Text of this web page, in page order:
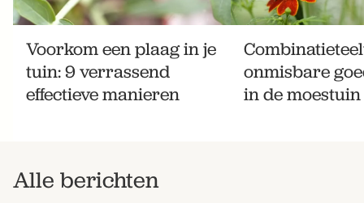
Voorkom een plaag in je
tuin: 9 verrassend
effectieve manieren
onmisbare
in de moestuin
Alle berichten